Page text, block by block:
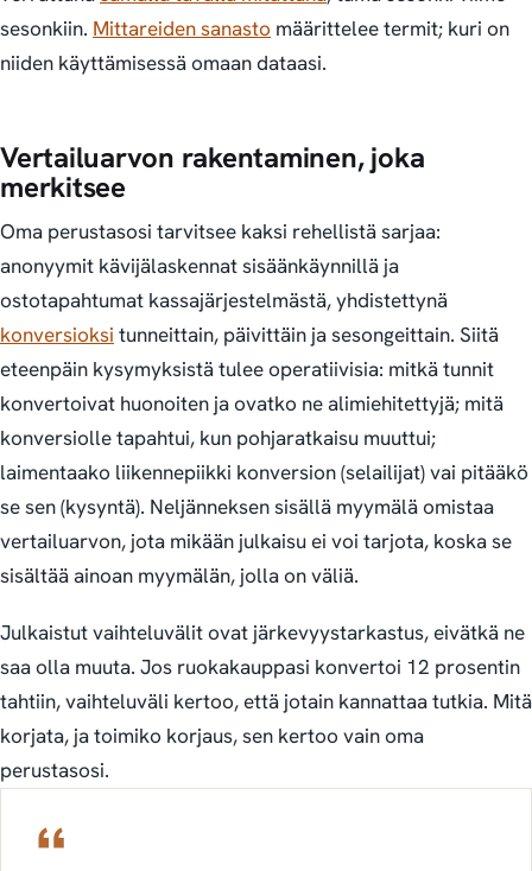
sesonkiin. Mittareiden sanasto määrittelee termit; kuri on
niiden käyttämisessä omaan dataasi.
Vertailuarvon rakentaminen, joka
merkitsee
Oma perustasosi tarvitsee kaksi rehellistä sarjaa:
anonyymit kävijälaskennat sisäänkäynnillä ja
ostotapahtumat kassajärjestelmästä, yhdistettynä
konversioksi tunneittain, päivittäin ja sesongeittain. Siitä
eteenpäin kysymyksistä tulee operatiivisia: mitkä tunnit
konvertoivat huonoiten ja ovatko ne alimiehitettyjä; mitä
konversiolle tapahtui, kun pohjaratkaisu muuttui;
laimentaako liikennepiikki konversion (selailijat) vai pitääkö
se sen (kysyntä). Neljänneksen sisällä myymälä omistaa
vertailuarvon, jota mikään julkaisu ei voi tarjota, koska se
sisältää ainoan myymälän, jolla on väliä.
Julkaistut vaihteluvälit ovat järkevyystarkastus, eivätkä ne
saa olla muuta. Jos ruokakauppasi konvertoi 12 prosentin
tahtiin, vaihteluväli kertoo, että jotain kannattaa tutkia. Mitä
korjata, ja toimiko korjaus, sen kertoo vain oma
perustasosi.